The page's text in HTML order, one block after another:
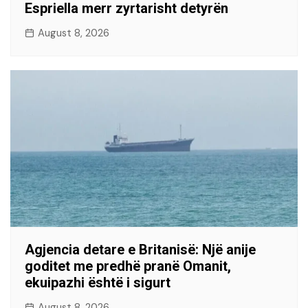
Espriella merr zyrtarisht detyrën
August 8, 2026
Agjencia detare e Britanisë: Një anije
goditet me predhë pranë Omanit,
ekuipazhi është i sigurt